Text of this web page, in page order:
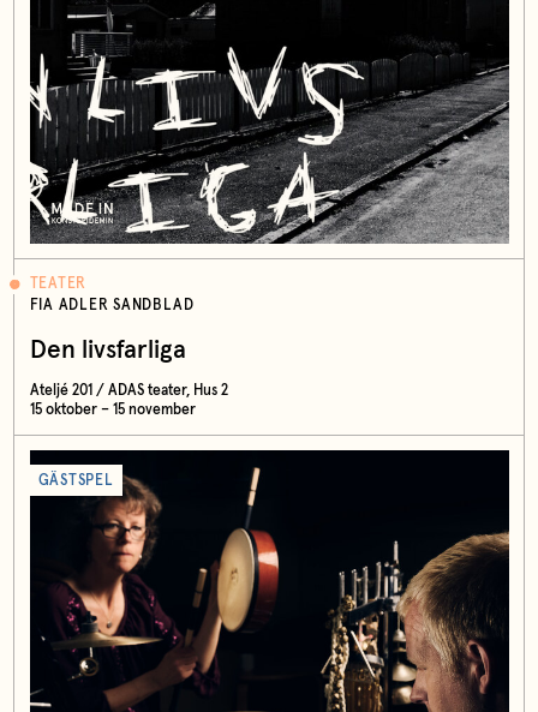
TEATER
FIA ADLER SANDBLAD
Den livsfarliga
Ateljé 201 / ADAS teater, Hus 2
15 oktober – 15 november
GÄSTSPEL